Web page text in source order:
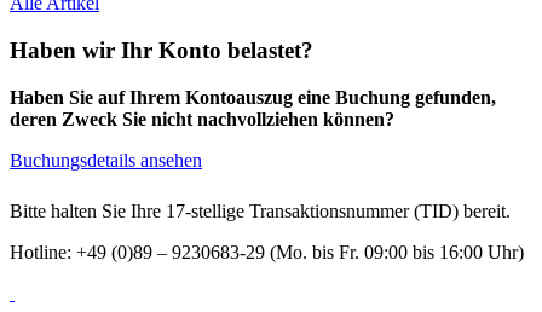
Haben wir Ihr Konto belastet?
Haben Sie auf Ihrem Kontoauszug eine Buchung gefunden,
deren Zweck Sie nicht nachvollziehen können?
Buchungsdetails ansehen
Bitte halten Sie Ihre 17-stellige Transaktionsnummer (TID) bereit.
Hotline: +49 (0)89 – 9230683-29 (Mo. bis Fr. 09:00 bis 16:00 Uhr)